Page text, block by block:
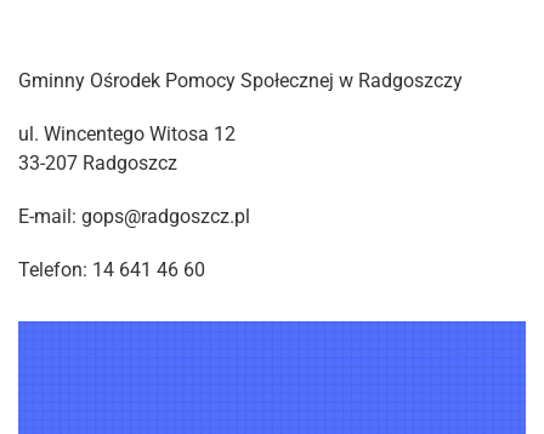
Gminny Ośrodek Pomocy Społecznej w Radgoszczy
ul. Wincentego Witosa 12
33-207 Radgoszcz
E-mail: gops@radgoszcz.pl
Telefon: 14 641 46 60